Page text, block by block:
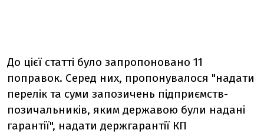
До цієї статті було запропоновано 11
поправок. Серед них, пропонувалося "надати
перелік та суми запозичень підприємств-
позичальників, яким державою були надані
гарантії", надати держгарантії КП